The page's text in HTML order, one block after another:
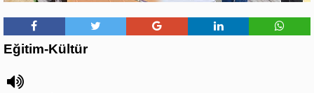
Eğitim-Kültür